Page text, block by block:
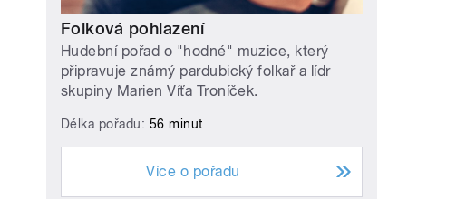
Folková pohlazení
Hudební pořad o "hodné" muzice, který
připravuje známý pardubický folkař a lídr
skupiny Marien Víťa Troníček.
Délka pořadu: 56 minut
Více o pořadu